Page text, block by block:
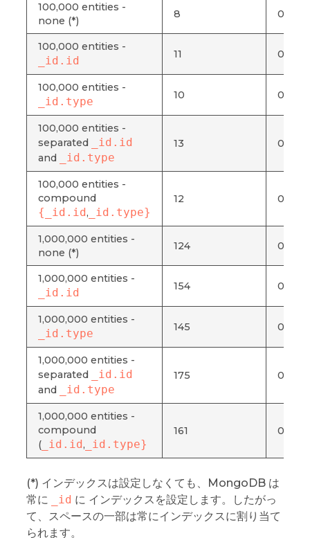
100,000 entities -
none (*)
8 0.041
100,000 entities -
_id.id 11 0.057
100,000 entities -
_id.type 10 0.052
100,000 entities -
separated
_id.id
and _id.type
13 0.067
100,000 entities -
compound
{_id.id, _id.type}
12 0.062
1,000,000 entities -
none (*)
124 0.077
1,000,000 entities -
_id.id 154 0.076
1,000,000 entities -
_id.type 145 0.073
1,000,000 entities -
separated
_id.id
and _id.type
175 0.088
1,000,000 entities -
compound
(_id.id, _id.type}
161 0.079
(*) インデックスは設定しなくても、MongoDB は
常に
_id に インデックスを設定します。したがっ
て、スペースの一部は常にインデックスに割り当て
られます。